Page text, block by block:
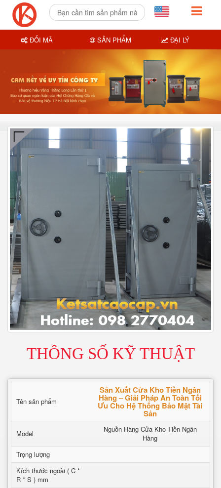
THÔNG SỐ KỸ THUẬT
Tên sản phẩm
Sản Xuất Cửa Kho Tiền Ngân
Hàng – Giải Pháp An Toàn Tối
Ưu Cho Hệ Thống Bảo Mật Tài
Sản
Model
Nguồn Hàng Cửa Kho Tiền Ngân
Hàng
Trọng lượng
Kích thước ngoài ( C *
R * S ) mm
ĐỔI MÃ SẢN PHẨM ĐẠI LÝ